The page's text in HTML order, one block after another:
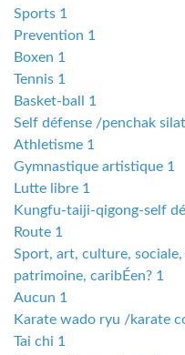
Sports 1
Prevention 1
Boxen 1
Tennis 1
Basket-ball 1
Self défense /penchak silat
Athletisme 1
Gymnastique artistique 1
Lutte libre 1
Kungfu-taiji-qigong-self
Route 1
Sport, art, culture,
patrimoine, caribÉen? 1
Aucun 1
Karate wado ryu /karate
Tai chi 1